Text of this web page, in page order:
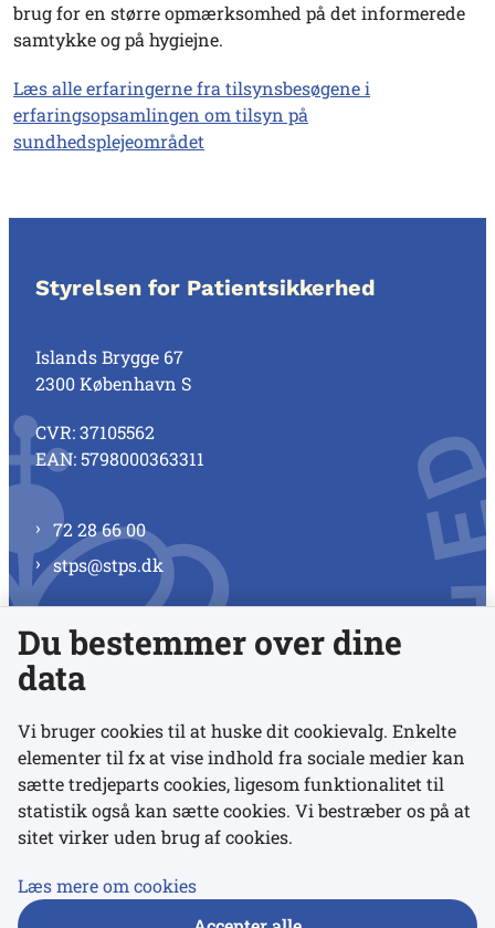
brug for en større opmærksomhed på det informerede
samtykke og på hygiejne.
Læs alle erfaringerne fra tilsynsbesøgene i
erfaringsopsamlingen om tilsyn på
sundhedsplejeområdet
Styrelsen for Patientsikkerhed
Islands Brygge 67
2300 København S
CVR: 37105562
EAN: 5798000363311
72 28 66 00
stps@stps.dk
Se alle kontaktnumre
Links
Udgivelser
Du bestemmer over dine
data
Vi bruger cookies til at huske dit cookievalg. Enkelte
elementer til fx at vise indhold fra sociale medier kan
sætte tredjeparts cookies, ligesom funktionalitet til
statistik også kan sætte cookies. Vi bestræber os på at
sitet virker uden brug af cookies.
Læs mere om cookies